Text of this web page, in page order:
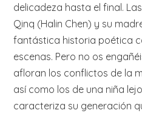
delicadeza hasta el final.
Qinq (Halin Chen) y su
fantástica historia poética
escenas. Pero no os
afloran los conflictos de la
así como los de una niña
caracteriza su generación